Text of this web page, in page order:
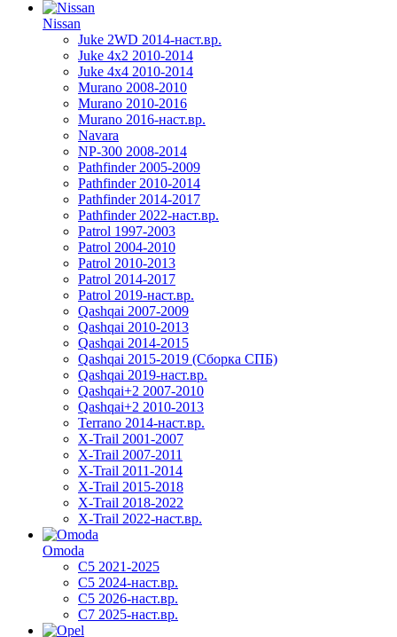
Nissan
Juke 2WD 2014-наст.вр.
Juke 4x2 2010-2014
Juke 4x4 2010-2014
Murano 2008-2010
Murano 2010-2016
Murano 2016-наст.вр.
Navara
NP-300 2008-2014
Pathfinder 2005-2009
Pathfinder 2010-2014
Pathfinder 2014-2017
Pathfinder 2022-наст.вр.
Patrol 1997-2003
Patrol 2004-2010
Patrol 2010-2013
Patrol 2014-2017
Patrol 2019-наст.вр.
Qashqai 2007-2009
Qashqai 2010-2013
Qashqai 2014-2015
Qashqai 2015-2019 (Сборка СПБ)
Qashqai 2019-наст.вр.
Qashqai+2 2007-2010
Qashqai+2 2010-2013
Terrano 2014-наст.вр.
X-Trail 2001-2007
X-Trail 2007-2011
X-Trail 2011-2014
X-Trail 2015-2018
X-Trail 2018-2022
X-Trail 2022-наст.вр.
Omoda
C5 2021-2025
C5 2024-наст.вр.
C5 2026-наст.вр.
C7 2025-наст.вр.